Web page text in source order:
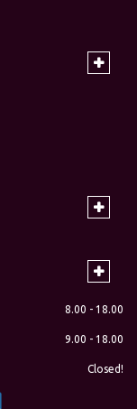
8.00 - 18.00
9.00 - 18.00
Closed!